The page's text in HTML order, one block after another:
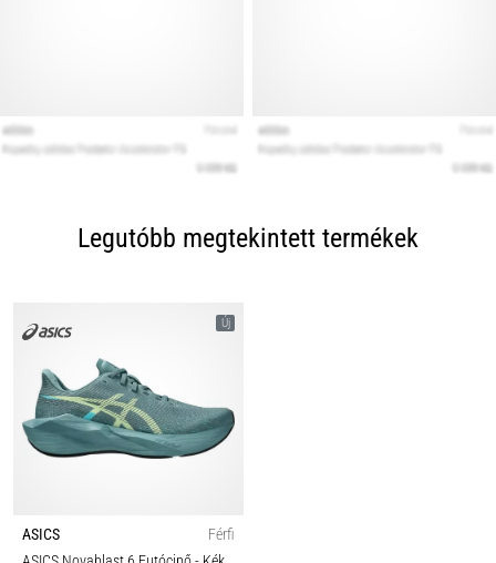
Legutóbb megtekintett termékek
Új
ASICS
Férfi